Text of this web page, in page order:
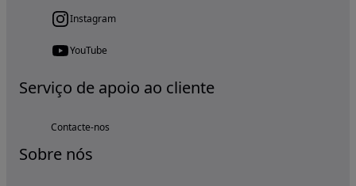
Instagram
YouTube
Serviço de apoio ao cliente
Contacte-nos
Sobre nós